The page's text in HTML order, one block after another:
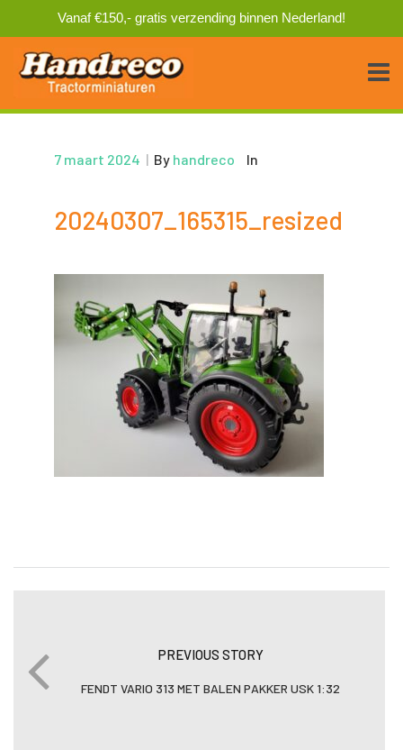
Vanaf €150,- gratis verzending binnen Nederland!
7 maart 2024 | By handreco In
20240307_165315_resized
PREVIOUS STORY
FENDT VARIO 313 MET BALEN PAKKER USK 1:32